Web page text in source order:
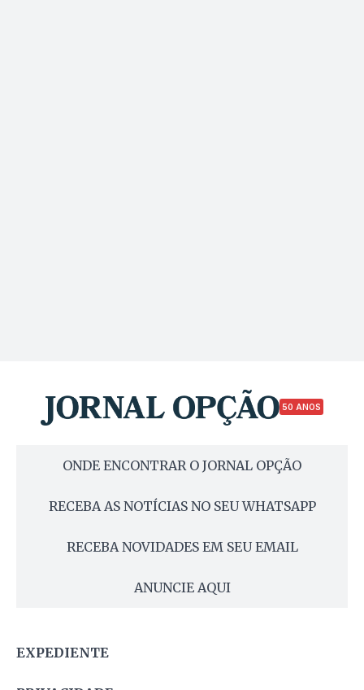
50 ANOS
ONDE ENCONTRAR O JORNAL OPÇÃO
RECEBA AS NOTÍCIAS NO SEU WHATSAPP
RECEBA NOVIDADES EM SEU EMAIL
ANUNCIE AQUI
EXPEDIENTE